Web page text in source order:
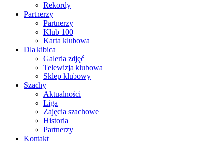
Rekordy
Partnerzy
Partnerzy
Klub 100
Karta klubowa
Dla kibica
Galeria zdjęć
Telewizja klubowa
Sklep klubowy
Szachy
Aktualności
Liga
Zajęcia szachowe
Historia
Partnerzy
Kontakt